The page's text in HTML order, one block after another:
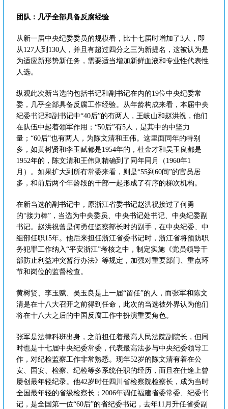
团队：几乎全部具备反腐经验
从新一届中央纪委委员的规模看，比十七届时增加了3人，即
从127人到130人，并且有超过四分之三为新提名，这被认为是
为适应新形势新任务，需要适当增加新鲜血液和专业性代表性
人选。
纵观此次新当选的包括书记和副书记在内的19位中央纪委常
委，几乎全部具备反腐工作经验。从年龄构成来看，本届中央
纪委书记和副书记中“40后”的有两人，王岐山和赵洪祝，他们
在队伍中起着领军作用；“50后”有5人，是其中的中坚力
量；“60后”也有两人，为陈文清和王伟。这里面同年的特别
多，如黄树贤和李玉赋都是1954年的，杜金才和吴玉良都是
1952年的，陈文清和王伟则精确到了同年同月（1960年1
月）。如果扩大到所有常委来看，则是“55到60间”的官员居
多，和前后两个年龄段的干部一起形成了有序的梯次机构。
在新当选的副书记中，原浙江省委书记赵洪祝接过了何勇
的“接力棒”，当选为中央委员、中央书记处书记、中央纪委副
书记。赵洪祝曾是何勇任监察部长时的副手，在中央纪委、中
组部任职15年。他后来担任浙江省委书记时，浙江省将预防职
务犯罪工作纳入“平安浙江”考核之中，制定实施《党员领导干
部防止利益冲突暂行办法》等规定，加强对重要部门、重点环
节和岗位的监督检查。
黄树贤、李玉赋、吴玉良是上一届“留任”的人，而张军和陈文
清是在十八大召开之前得到任命，此次的当选被外界认为他们
将在十八大之后的中国反腐工作中扮演重要角色。
张军是法律科班出身，之前担任着最高人民法院副院长，但同
时也是十七届中央纪委常委，代表最高法参与中央纪委领导工
作，对纪检监察工作非常熟悉。现年52岁的陈文清有着在公
安、国安、检察、纪检等多系统任职的经历，而且在仕途上曾
屡创最年轻纪录。他42岁时任四川省检察院检察长，成为当时
全国最年轻的省级检察长；2006年调任福建省委常委、纪委书
记，是全国第一位“60后”的省纪委书记，去年11月升任省委副